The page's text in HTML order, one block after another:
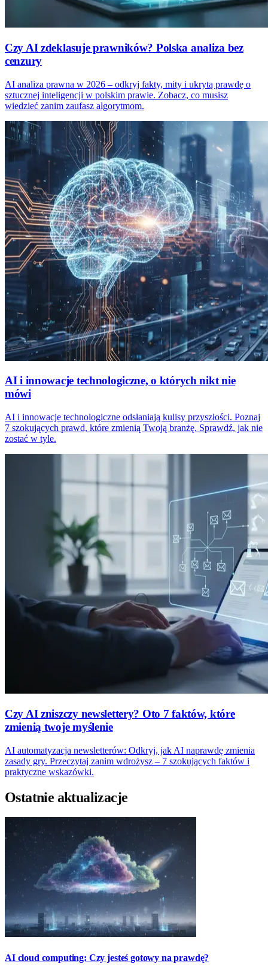
Czy AI zdeklasuje prawników? Polska analiza bez
cenzury
AI analiza prawna w 2026 – odkryj fakty, mity i ukrytą prawdę o
sztucznej inteligencji w polskim prawie. Zobacz, co musisz
wiedzieć zanim zaufasz algorytmom.
AI i innowacje technologiczne, o których nikt nie
mówi
AI i innowacje technologiczne odsłaniają kulisy przyszłości. Poznaj
7 szokujących prawd, które zmienią Twoją branżę. Sprawdź, jak nie
zostać w tyle.
Czy AI zniszczy newslettery? Oto 7 faktów, które
zmienią twoje myślenie
AI automatyzacja newsletterów: Odkryj, jak AI naprawdę zmienia
zasady gry. Przeczytaj zanim wdrożysz – 7 szokujących faktów i
praktyczne wskazówki.
Ostatnie aktualizacje
AI cloud computing: Czy jesteś gotowy na prawdę?